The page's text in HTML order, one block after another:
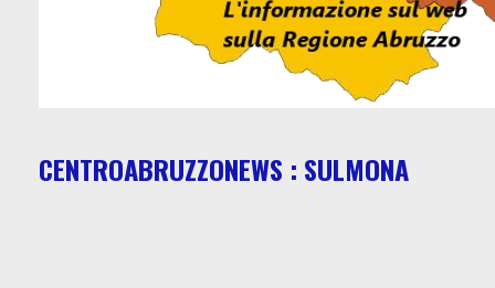
CENTROABRUZZONEWS : SULMONA